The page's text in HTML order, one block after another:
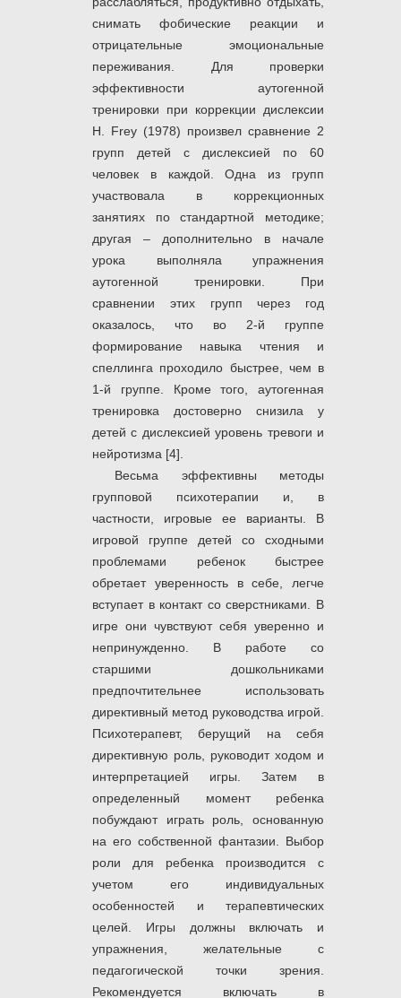
снимать фобические реакции и
отрицательные эмоциональные
переживания. Для проверки
эффективности аутогенной
тренировки при коррекции дислексии
Н. Frey (1978) произвел сравнение 2
групп детей с дислексией по 60
человек в каждой. Одна из групп
участвовала в коррекционных
занятиях по стандартной методике;
другая – дополнительно в начале
урока выполняла упражнения
аутогенной тренировки. При
сравнении этих групп через год
оказалось, что во 2-й группе
формирование навыка чтения и
спеллинга проходило быстрее, чем в
1-й группе. Кроме того, аутогенная
тренировка достоверно снизила у
детей с дислексией уровень тревоги и
нейротизма [4].
Весьма эффективны методы
групповой психотерапии и, в
частности, игровые ее варианты. В
игровой группе детей со сходными
проблемами ребенок быстрее
обретает уверенность в себе, легче
вступает в контакт со сверстниками. В
игре они чувствуют себя уверенно и
непринужденно. В работе со
старшими дошкольниками
предпочтительнее использовать
директивный метод руководства игрой.
Психотерапевт, берущий на себя
директивную роль, руководит ходом и
интерпретацией игры. Затем в
определенный момент ребенка
побуждают играть роль, основанную
на его собственной фантазии. Выбор
роли для ребенка производится с
учетом его индивидуальных
особенностей и терапевтических
целей. Игры должны включать и
упражнения, желательные с
педагогической точки зрения.
Рекомендуется включать в